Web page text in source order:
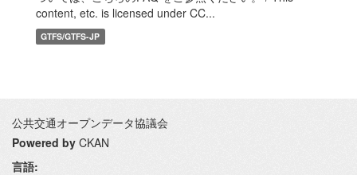
content, etc. is licensed under CC...
GTFS/GTFS-JP
公共交通オープンデータ協議会
Powered by CKAN
言語